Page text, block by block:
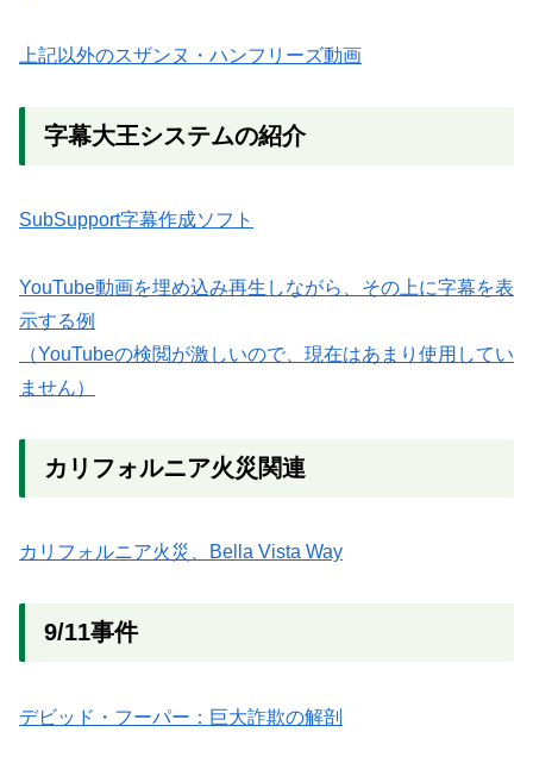
上記以外のスザンヌ・ハンフリーズ動画
字幕大王システムの紹介
SubSupport字幕作成ソフト
YouTube動画を埋め込み再生しながら、その上に字幕を表
示する例
（YouTubeの検閲が激しいので、現在はあまり使用してい
ません）
カリフォルニア火災関連
カリフォルニア火災、Bella Vista Way
9/11事件
デビッド・フーパー：巨大詐欺の解剖